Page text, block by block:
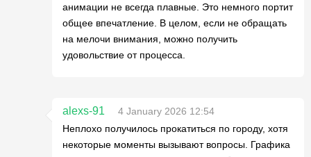
анимации не всегда плавные. Это немного портит
общее впечатление. В целом, если не обращать
на мелочи внимания, можно получить
удовольствие от процесса.
alexs-91
4 January 2026 12:54
Неплохо получилось прокатиться по городу, хотя
некоторые моменты вызывают вопросы. Графика